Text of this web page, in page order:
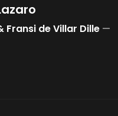
Fransi de Villar Dille —